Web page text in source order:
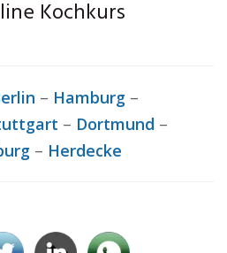
Kochkurs
– Hamburg –
– Dortmund –
– Herdecke